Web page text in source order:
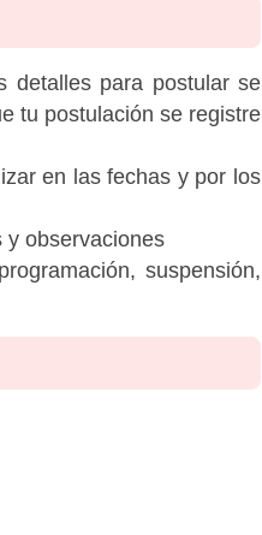
detalles para postular se
tu postulación se registre
en las fechas y por los
y observaciones
suspensión,